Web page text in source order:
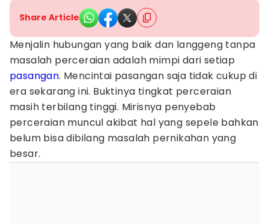
Share Article
Menjalin hubungan yang baik dan langgeng tanpa
masalah perceraian adalah mimpi dari setiap
pasangan. Mencintai pasangan saja tidak cukup di
era sekarang ini. Buktinya tingkat perceraian
masih terbilang tinggi. Mirisnya penyebab
perceraian muncul akibat hal yang sepele bahkan
belum bisa dibilang masalah pernikahan yang
besar.